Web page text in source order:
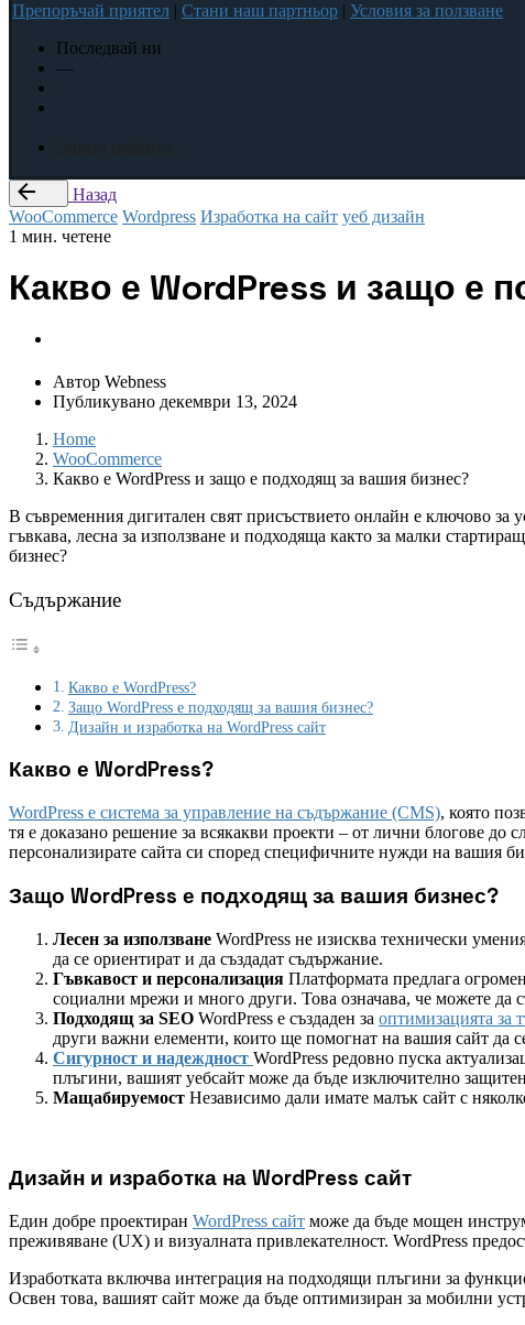
Препоръчай приятел | Стани наш партньор | Условия за ползване
Последвай ни
—
Назад
WooCommerce Wordpress Изработка на сайт уеб дизайн
1 мин. четене
Какво е WordPress и защо е
Автор Webness
Публикувано декември 13, 2024
Home
WooCommerce
Какво е WordPress и защо е подходящ за вашия бизнес?
В съвременния дигитален свят присъствието онлайн е ключово за
гъвкава, лесна за използване и подходяща както за малки
бизнес?
Съдържание
Какво е WordPress?
Защо WordPress е подходящ за вашия бизнес?
Дизайн и изработка на WordPress сайт
Какво е WordPress?
WordPress е система за управление на съдържание (CMS), която
тя е доказано решение за всякакви проекти – от лични блогове
персонализирате сайта си според специфичните нужди на вашия
Защо WordPress е подходящ за вашия бизнес?
Лесен за използване WordPress не изисква технически
да се ориентират и да създадат съдържание.
Гъвкавост и персонализация Платформата предлага
социални мрежи и много други. Това означава, че можете да
Подходящ за SEO WordPress е създаден за оптимизацията за
други важни елементи, които ще помогнат на вашия сайт да
Сигурност и надеждност WordPress редовно пуска
плъгини, вашият уебсайт може да бъде изключително
Мащабируемост Независимо дали имате малък сайт с
Дизайн и изработка на WordPress сайт
Един добре проектиран WordPress сайт може да бъде мощен
преживяване (UX) и визуалната привлекателност. WordPress
Изработката включва интеграция на подходящи плъгини за
Освен това, вашият сайт може да бъде оптимизиран за мобилни